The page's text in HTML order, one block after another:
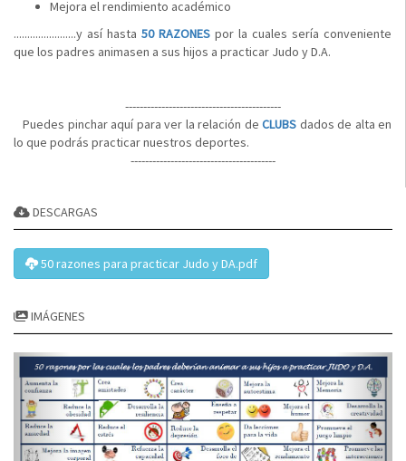
Mejora el rendimiento académico
.......................y así hasta 50 RAZONES por la cuales sería conveniente
que los padres animasen a sus hijos a practicar Judo y D.A.
-------------------------------------------
Puedes pinchar aquí para ver la relación de CLUBS dados de alta en
lo que podrás practicar nuestros deportes.
----------------------------------------
DESCARGAS
50 razones para practicar Judo y DA.pdf
IMÁGENES